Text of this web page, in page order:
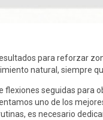
para reforzar
natural, siempre
seguidas para
uno de los
es necesario